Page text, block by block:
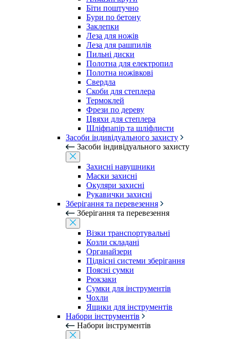
Біти поштучно
Бури по бетону
Заклепки
Леза для ножів
Леза для рашпилів
Пильні диски
Полотна для електропил
Полотна ножівкові
Свердла
Скоби для степлера
Термоклей
Фрези по дереву
Цвяхи для степлера
Шліфпапір та шліфлисти
Засоби індивідуального захисту
Засоби індивідуального захисту
Захисні навушники
Маски захисні
Окуляри захисні
Рукавички захисні
Зберігання та перевезення
Зберігання та перевезення
Візки транспортувальні
Козли складані
Органайзери
Підвісні системи зберігання
Поясні сумки
Рюкзаки
Сумки для інструментів
Чохли
Ящики для інструментів
Набори інструментів
Набори інструментів